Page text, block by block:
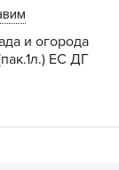
Vita
BIO
и огорода
ЕС ДГ